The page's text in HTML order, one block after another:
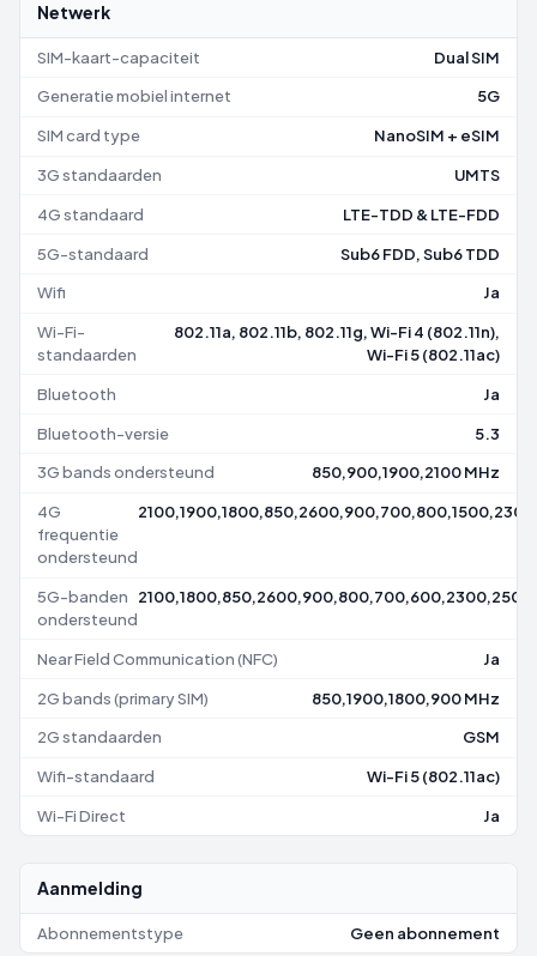
Netwerk
SIM-kaart-capaciteit Dual SIM
Generatie mobiel internet 5G
SIM card type NanoSIM + eSIM
3G standaarden UMTS
4G standaard LTE-TDD & LTE-FDD
5G-standaard Sub6 FDD, Sub6 TDD
Wifi Ja
Wi-Fi-
standaarden
802.11a, 802.11b, 802.11g, Wi-Fi 4 (802.11n),
Wi-Fi 5 (802.11ac)
Bluetooth Ja
Bluetooth-versie 5.3
3G bands ondersteund 850,900,1900,2100 MHz
4G
frequentie
ondersteund
5G-banden
ondersteund
Near Field Communication (NFC) Ja
2G bands (primary SIM) 850,1900,1800,900 MHz
2G standaarden GSM
Wifi-standaard Wi-Fi 5 (802.11ac)
Wi-Fi Direct Ja
Aanmelding
Abonnementstype Geen abonnement